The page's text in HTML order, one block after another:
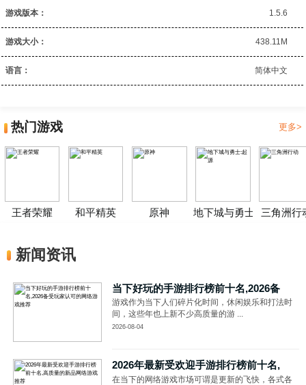
游戏版本： 1.5.6
游戏大小： 438.11M
语言： 简体中文
热门游戏 更多>
王者荣耀 和平精英 原神 地下城与勇士:起源三角洲行
新闻资讯
当下好玩的手游排行榜前十名,2026备
游戏作为当下人们碎片化时间，休闲娱乐和打法时
间，这些年也上新不少高质量的游 ...
2026-08-04
2026年最新受欢迎手游排行榜前十名,
在当下的网络游戏市场可谓是更新的飞快，各式各